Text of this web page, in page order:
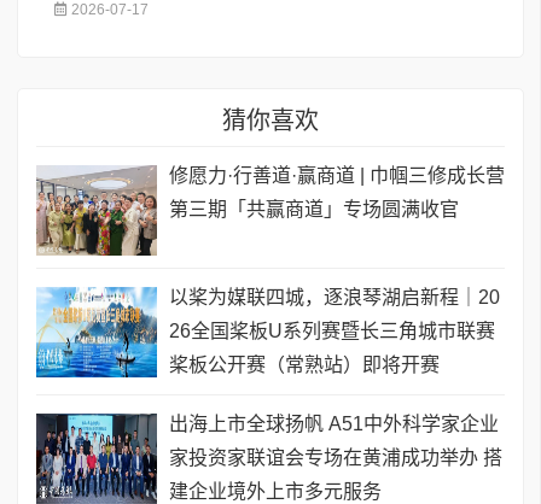
2026-07-17
猜你喜欢
修愿力·行善道·赢商道 | 巾帼三修成长营
第三期「共赢商道」专场圆满收官
以桨为媒联四城，逐浪琴湖启新程｜20
26全国桨板U系列赛暨长三角城市联赛
桨板公开赛（常熟站）即将开赛
出海上市全球扬帆 A51中外科学家企业
家投资家联谊会专场在黄浦成功举办 搭
建企业境外上市多元服务